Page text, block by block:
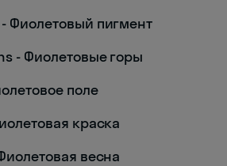
Фиолетовый пигмент
- Фиолетовые горы
поле
краска
весна